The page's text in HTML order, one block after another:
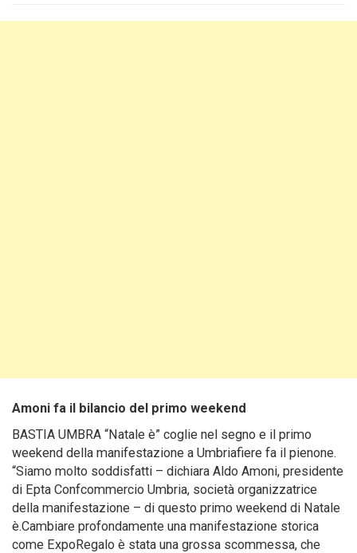
Amoni fa il bilancio del primo weekend
BASTIA UMBRA “Natale è” coglie nel segno e il primo
weekend della manifestazione a Umbriafiere fa il pienone.
“Siamo molto soddisfatti – dichiara Aldo Amoni, presidente
di Epta Confcommercio Umbria, società organizzatrice
della manifestazione – di questo primo weekend di Natale
è.Cambiare profondamente una manifestazione storica
come ExpoRegalo è stata una grossa scommessa, che